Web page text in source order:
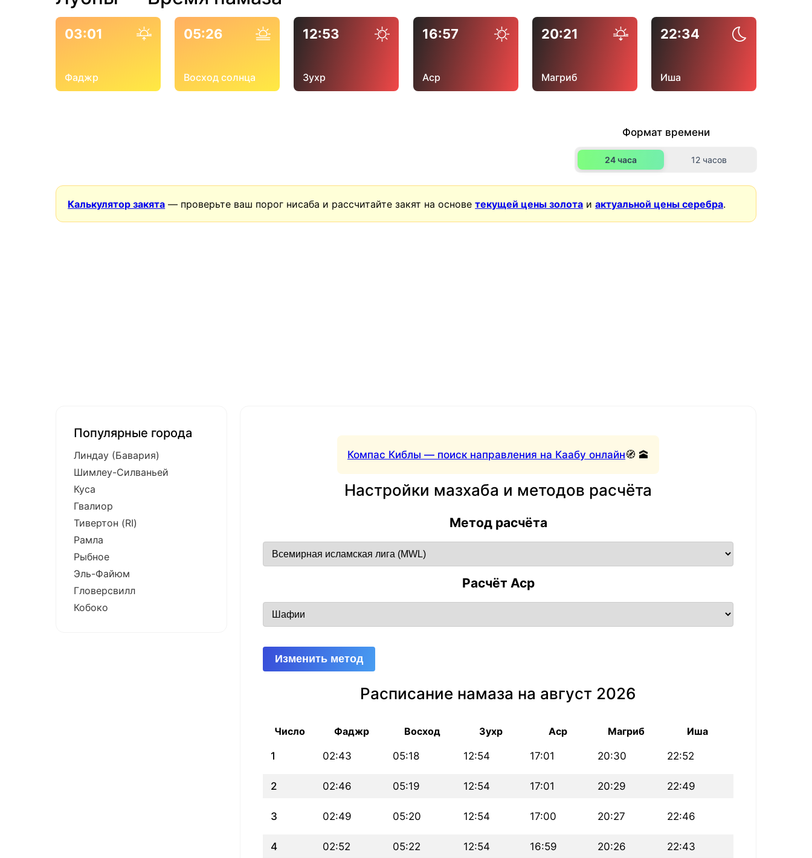
03:01
Фаджр
05:26
Восход солнца
12:53
Зухр
16:57
Аср
20:21
Магриб
22:34
Иша
Формат времени
24 часа 12 часов
Калькулятор закята — проверьте ваш порог нисаба и рассчитайте закят на основетекущей цены золота иактуальной цены серебра.
Компас Киблы — поиск направления на Каабу онлайн🧭 🕋
Настройки мазхаба и методов расчёта
Метод расчёта
Расчёт Аср
Изменить метод
Расписание намаза на август 2026
Число Фаджр Восход Зухр Аср Магриб Иша
1 02:43 05:18 12:54 17:01 20:30 22:52
2 02:46 05:19 12:54 17:01 20:29 22:49
3 02:49 05:20 12:54 17:00 20:27 22:46
4 02:52 05:22 12:54 16:59 20:26 22:43
Популярные города
Линдау (Бавария)
Шимлеу-Силваньей
Куса
Гвалиор
Тивертон (RI)
Рамла
Рыбное
Эль-Файюм
Гловерсвилл
Кобоко